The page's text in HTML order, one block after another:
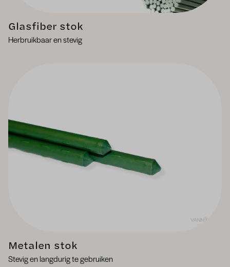
Glasfiber stok
Herbruikbaar en stevig
Metalen stok
Stevig en langdurig te gebruiken